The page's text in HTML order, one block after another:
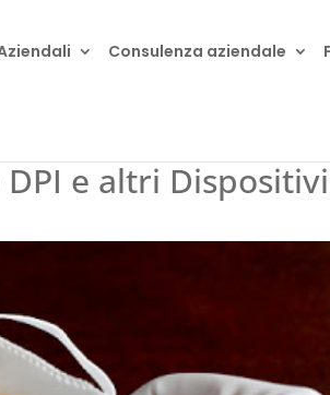
Consulenza aziendale
e altri Dispositivi